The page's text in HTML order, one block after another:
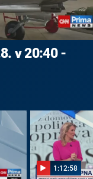
v 20:40 -
1:12:58